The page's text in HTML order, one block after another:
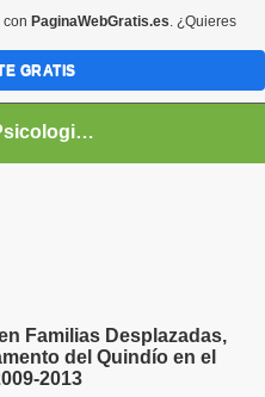
Revista de Psicologia GEPU
Familias Desplazadas,
del Quindío en el
2013
con PaginaWebGratis.es. ¿Quieres
GRATIS